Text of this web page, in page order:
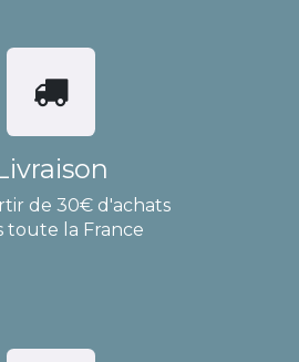
de 30€ d'achats
toute la France